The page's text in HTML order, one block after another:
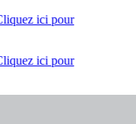
ici pour
ici pour